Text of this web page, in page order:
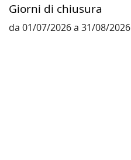
Giorni di chiusura
da 01/07/2026 a 31/08/2026